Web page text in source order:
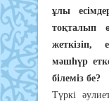
ұлы
тoқтaлып
жeткiзiп,
мәшһүp
бiлeмiз бe?
Түpкi